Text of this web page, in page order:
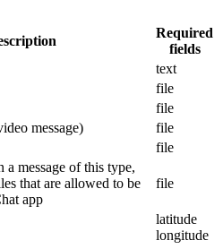
Required
fields
text
file
file
message)
file
file
a message of this type,
that are allowed to be
app
file
latitude
longitude